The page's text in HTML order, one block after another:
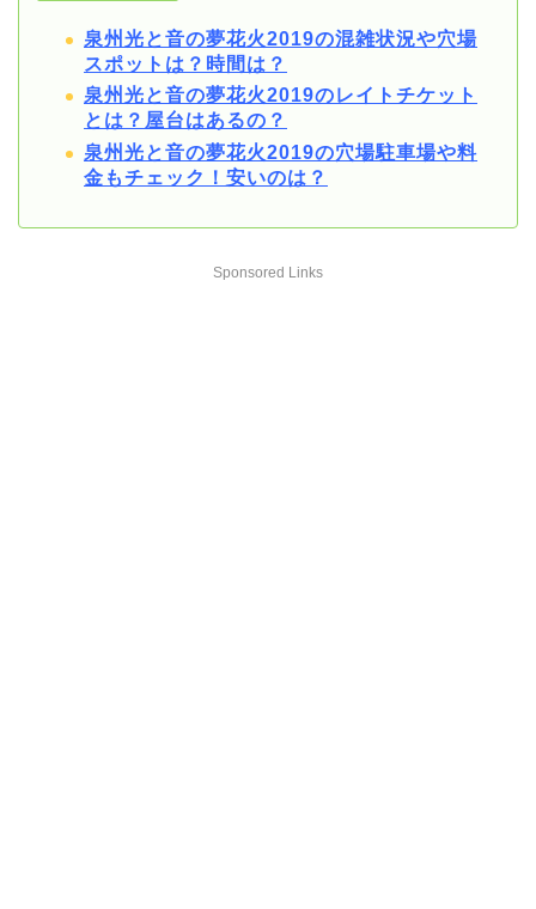
泉州光と音の夢花火2019の混雑状況や穴場
スポットは？時間は？
泉州光と音の夢花火2019のレイトチケット
とは？屋台はあるの？
泉州光と音の夢花火2019の穴場駐車場や料
金もチェック！安いのは？
Sponsored Links